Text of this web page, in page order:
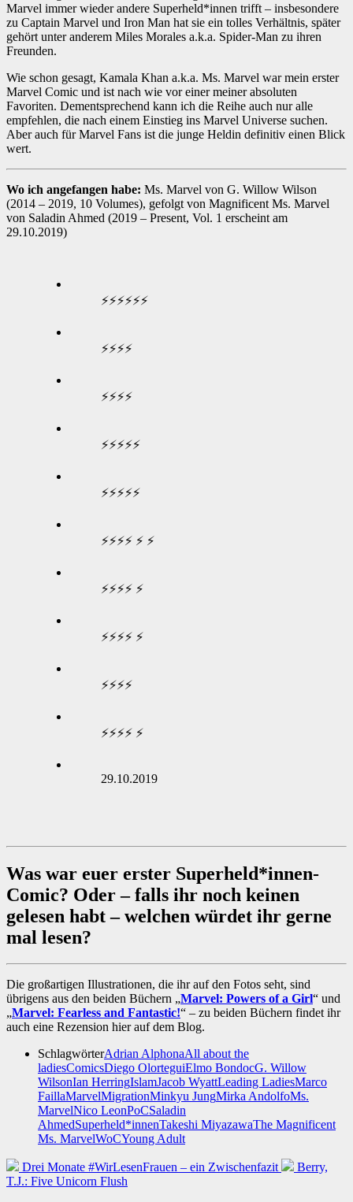
Marvel immer wieder andere Superheld*innen trifft – insbesondere
zu Captain Marvel und Iron Man hat sie ein tolles Verhältnis, später
gehört unter anderem Miles Morales a.k.a. Spider-Man zu ihren
Freunden.
Wie schon gesagt, Kamala Khan a.k.a. Ms. Marvel war mein erster
Marvel Comic und ist nach wie vor einer meiner absoluten
Favoriten. Dementsprechend kann ich die Reihe auch nur alle
empfehlen, die nach einem Einstieg ins Marvel Universe suchen.
Aber auch für Marvel Fans ist die junge Heldin definitiv einen Blick
wert.
Wo ich angefangen habe: Ms. Marvel von G. Willow Wilson
(2014 – 2019, 10 Volumes), gefolgt von Magnificent Ms. Marvel
von Saladin Ahmed (2019 – Present, Vol. 1 erscheint am
29.10.2019)
⚡⚡⚡⚡⚡⚡
⚡⚡⚡⚡
⚡⚡⚡⚡
⚡⚡⚡⚡⚡
⚡⚡⚡⚡⚡
⚡⚡⚡⚡ ⚡ ⚡
⚡⚡⚡⚡ ⚡
⚡⚡⚡⚡ ⚡
⚡⚡⚡⚡
⚡⚡⚡⚡ ⚡
29.10.2019
Was war euer erster Superheld*innen-
Comic? Oder – falls ihr noch keinen
gelesen habt – welchen würdet ihr gerne
mal lesen?
Die großartigen Illustrationen, die ihr auf den Fotos seht, sind
übrigens aus den beiden Büchern „Marvel: Powers of a Girl“ und
„Marvel: Fearless and Fantastic!“ – zu beiden Büchern findet ihr
auch eine Rezension hier auf dem Blog.
SchlagwörterAdrian AlphonaAll about the
ladiesComicsDiego OlorteguiElmo BondocG. Willow
WilsonIan HerringIslamJacob WyattLeading LadiesMarco
FaillaMarvelMigrationMinkyu JungMirka AndolfoMs.
MarvelNico LeonPoCSaladin
AhmedSuperheld*innenTakeshi MiyazawaThe Magnificent
Ms. MarvelWoCYoung Adult
Drei Monate #WirLesenFrauen – ein Zwischenfazit
Berry,
T.J.: Five Unicorn Flush